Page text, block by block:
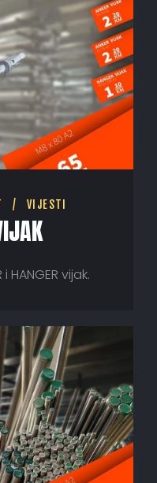
VIJESTI
HANGER vijak.